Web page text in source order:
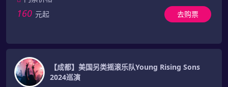
160 元起 去购票
【成都】美国另类摇滚乐队Young Rising Sons
2024巡演